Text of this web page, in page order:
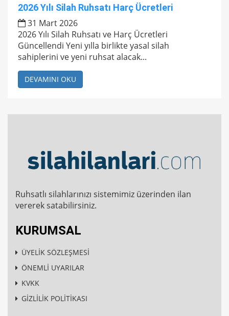
2026 Yılı Silah Ruhsatı Harç Ücretleri
31 Mart 2026
2026 Yılı Silah Ruhsatı ve Harç Ücretleri
Güncellendi Yeni yılla birlikte yasal silah
sahiplerini ve yeni ruhsat alacak...
DEVAMINI OKU
Ruhsatlı silahlarınızı sistemimiz üzerinden ilan
vererek satabilirsiniz.
KURUMSAL
ÜYELİK SÖZLEŞMESİ
ÖNEMLİ UYARILAR
KVKK
GİZLİLİK POLİTİKASI